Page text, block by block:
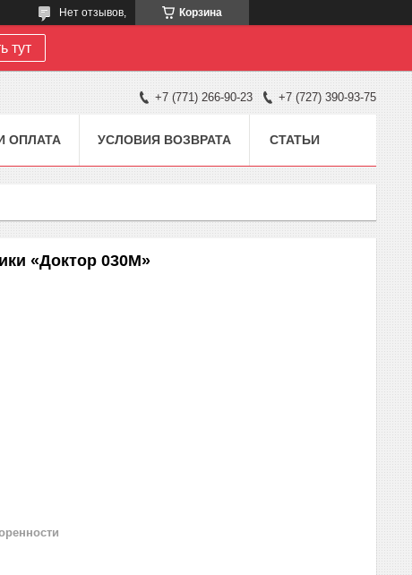
Корзина
Нет отзывов,
тут
+7 (771) 266-90-23 +7 (727) 390-93-75
ОПЛАТА УСЛОВИЯ ВОЗВРАТА СТАТЬИ
«Доктор 030М»